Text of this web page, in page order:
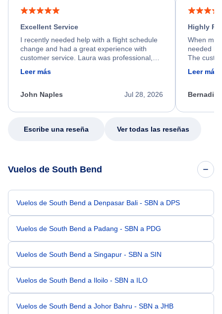
Excellent Service
I recently needed help with a flight schedule
change and had a great experience with
customer service. Laura was professional,
friendly, and very helpful throughout the
process. She quickly found a solution and
appreciate her excellent service.
Leer más
Jul 28, 2026
John Naples
Highly
When my
needed
The
calm,
my issue.
Leer más
Escribe una reseña Ver todas las reseñas
Vuelos de South Bend
Vuelos de South Bend a Denpasar Bali - SBN a DPS
Vuelos de South Bend a Padang - SBN a PDG
Vuelos de South Bend a Singapur - SBN a SIN
Vuelos de South Bend a Iloilo - SBN a ILO
Vuelos de South Bend a Johor Bahru - SBN a JHB